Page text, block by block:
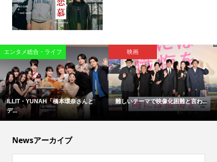
エンタメ総合・ライフ
ILLIT・YUNAH「橋本環奈さんと
デ...
映画
難しいテーマで映像化困難と言わ...
Newsアーカイブ